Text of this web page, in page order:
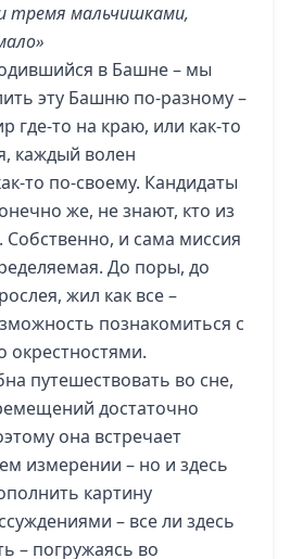
тремя мальчишками,
в Башне – мы
эту Башню по-разному –
где-то на краю, или как-то
каждый волен
то по-своему. Кандидаты
же, не знают, кто из
Собственно, и сама миссия
До поры, до
жил как все –
познакомиться с
окрестностями.
путешествовать во сне,
достаточно
она встречает
измерении – но и здесь
картину
– все ли здесь
– погружаясь во